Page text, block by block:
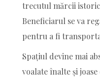
trecutul mărcii
Beneficiarul se va
pentru a fi
Spațiul devine mai
voalate înalte și